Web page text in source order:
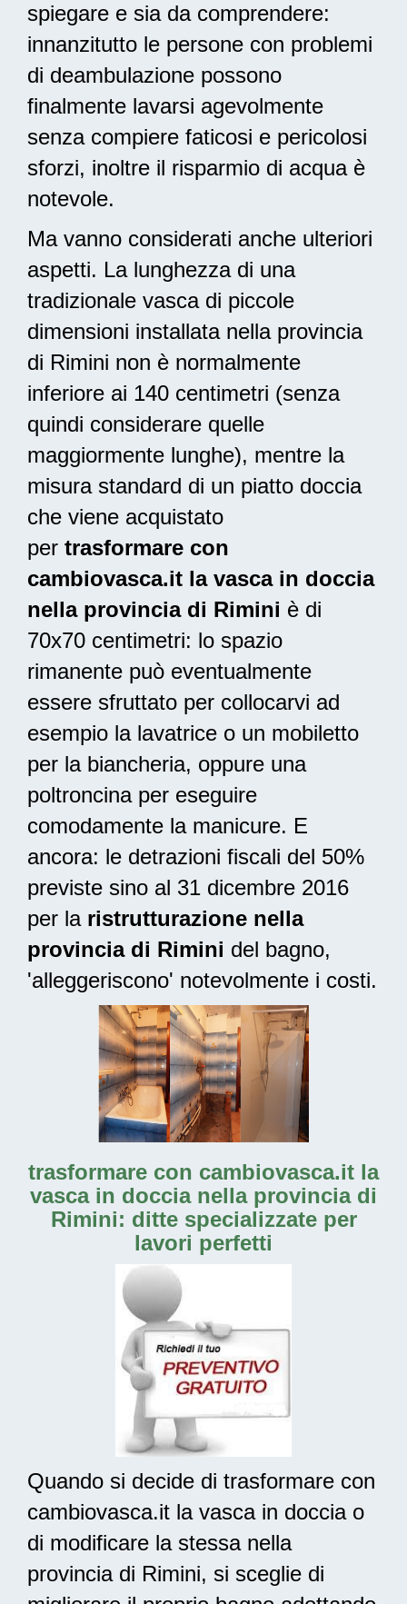
spiegare e sia da comprendere:
innanzitutto le persone con problemi
di deambulazione possono
finalmente lavarsi agevolmente
senza compiere faticosi e pericolosi
sforzi, inoltre il risparmio di acqua è
notevole.
Ma vanno considerati anche ulteriori
aspetti. La lunghezza di una
tradizionale vasca di piccole
dimensioni installata nella provincia
di Rimini non è normalmente
inferiore ai 140 centimetri (senza
quindi considerare quelle
maggiormente lunghe), mentre la
misura standard di un piatto doccia
che viene acquistato
per trasformare con
cambiovasca.it la vasca in doccia
nella provincia di Rimini è di
70x70 centimetri: lo spazio
rimanente può eventualmente
essere sfruttato per collocarvi ad
esempio la lavatrice o un mobiletto
per la biancheria, oppure una
poltroncina per eseguire
comodamente la manicure. E
ancora: le detrazioni fiscali del 50%
previste sino al 31 dicembre 2016
per la ristrutturazione nella
provincia di Rimini del bagno,
'alleggeriscono' notevolmente i costi.
trasformare con cambiovasca.it la
vasca in doccia nella provincia di
Rimini: ditte specializzate per
lavori perfetti
Quando si decide di trasformare con
cambiovasca.it la vasca in doccia o
di modificare la stessa nella
provincia di Rimini, si sceglie di